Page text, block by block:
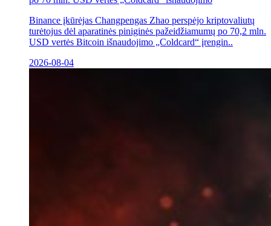
Binance įkūrėjas Changpengas Zhao perspėjo kriptovaliutų
turėtojus dėl aparatinės piniginės pažeidžiamumų po 70,2 mln.
USD vertės Bitcoin išnaudojimo „Coldcard“ įrengin..
2026-08-04